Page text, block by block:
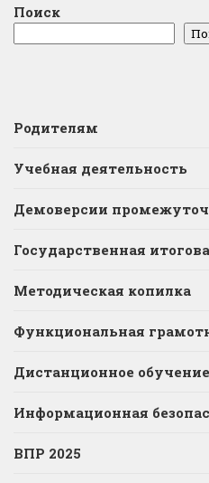
Поиск
Родителям
Учебная деятельность
Демоверсии
Государственная
Методическая копилка
Функциональная
Дистанционное обучение
Информационная
ВПР 2025